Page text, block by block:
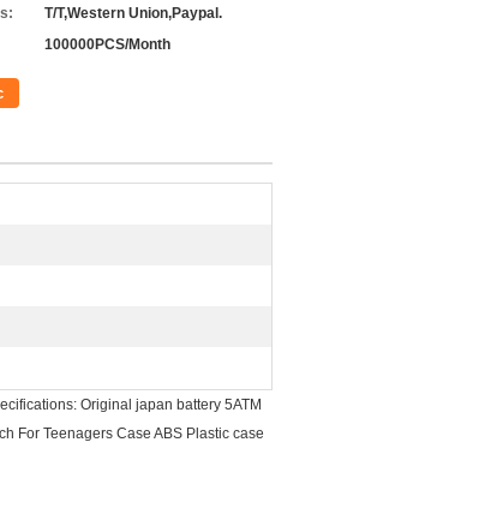
T/T,Western Union,Paypal.
100000PCS/Month
Original japan battery 5ATM
For Teenagers Case ABS Plastic case